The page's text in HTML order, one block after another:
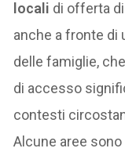
locali di offerta
anche a fronte di
delle famiglie,
di accesso
contesti
Alcune aree